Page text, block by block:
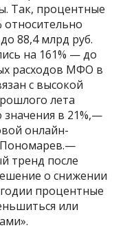
Так, процентные
88,4 млрд руб.
на 161% — до
расходов МФО в
с высокой
лета
значения в 21%,—
онлайн-
тренд после
о снижении
процентные
или